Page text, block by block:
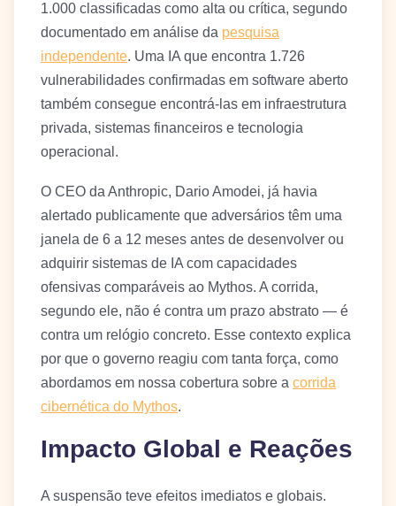
1.000 classificadas como alta ou crítica, segundo
documentado em análise da pesquisa
independente. Uma IA que encontra 1.726
vulnerabilidades confirmadas em software aberto
também consegue encontrá-las em infraestrutura
privada, sistemas financeiros e tecnologia
operacional.
O CEO da Anthropic, Dario Amodei, já havia
alertado publicamente que adversários têm uma
janela de 6 a 12 meses antes de desenvolver ou
adquirir sistemas de IA com capacidades
ofensivas comparáveis ao Mythos. A corrida,
segundo ele, não é contra um prazo abstrato — é
contra um relógio concreto. Esse contexto explica
por que o governo reagiu com tanta força, como
abordamos em nossa cobertura sobre a corrida
cibernética do Mythos.
Impacto Global e Reações
A suspensão teve efeitos imediatos e globais.